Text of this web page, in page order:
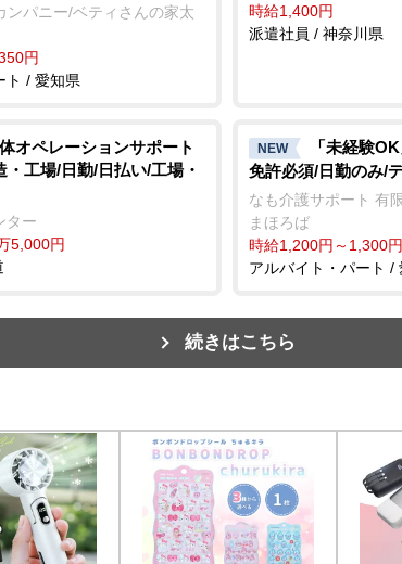
ンパニー/ベティさんの家太
円
ト / 愛知県
時給1,400円
派遣社員 / 神奈川県
オペレーションサポート
工場/日勤/日払い/工場・
ター
5,000円
NEW
「未経験
免許必須/日勤のみ/
なも介護サポート 有
まほろば
時給1,200円～1,300円
アルバイト・パート /
続きはこちら